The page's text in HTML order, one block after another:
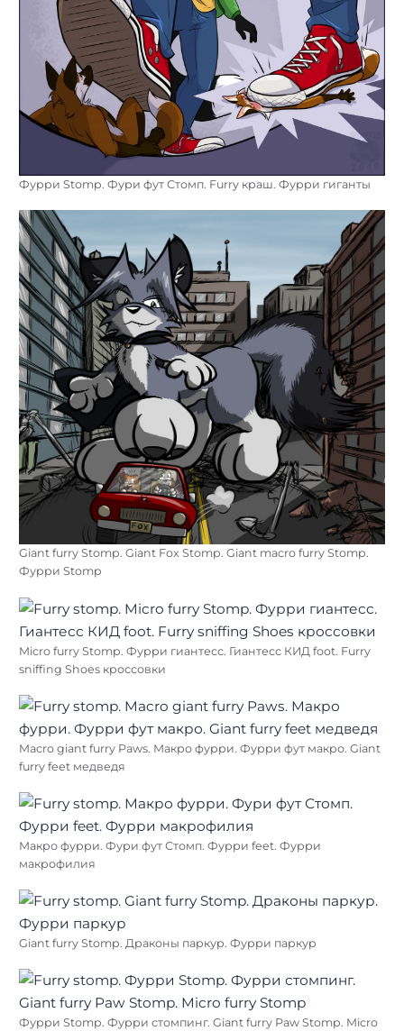
Фурри Stomp. Фури фут Стомп. Furry краш. Фурри гиганты
Giant furry Stomp. Giant Fox Stomp. Giant macro furry Stomp.
Фурри Stomp
Micro furry Stomp. Фурри гиантесс. Гиантесс КИД foot. Furry
sniffing Shoes кроссовки
Macro giant furry Paws. Макро фурри. Фурри фут макро. Giant
furry feet медведя
Макро фурри. Фури фут Стомп. Фурри feet. Фурри
макрофилия
Giant furry Stomp. Драконы паркур. Фурри паркур
Фурри Stomp. Фурри стомпинг. Giant furry Paw Stomp. Micro